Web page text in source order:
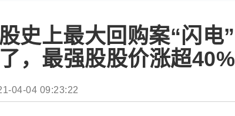
史上最大回购案“闪电”
，最强股股价涨超40%
04-04 09:23:22